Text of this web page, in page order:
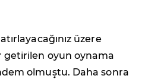
üzere
getirilen oyun oynama
olmuştu. Daha sonra